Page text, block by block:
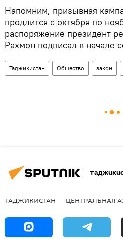
Напомним, призывная
продлится с октября по
распоряжение президент
Рахмон подписал в начале
Таджикистан Общество закон
ТАДЖИКИСТАН ЦЕНТРАЛЬНАЯ